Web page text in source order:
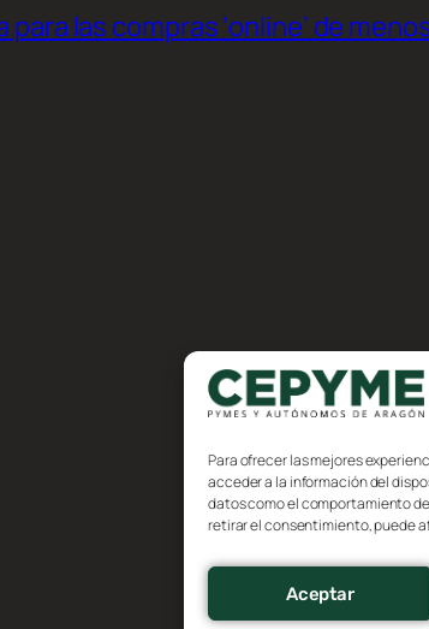
Para ofrecer las mejores
acceder a la información del
datos como el comportamiento
retirar el consentimiento, puede
Aceptar
las compras ‘online’ de